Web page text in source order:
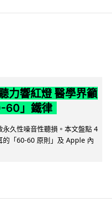
力響紅燈 醫學界籲
60」鐵律
久性噪音性聽損。本文盤點 4
的「60-60 原則」及 Apple 內